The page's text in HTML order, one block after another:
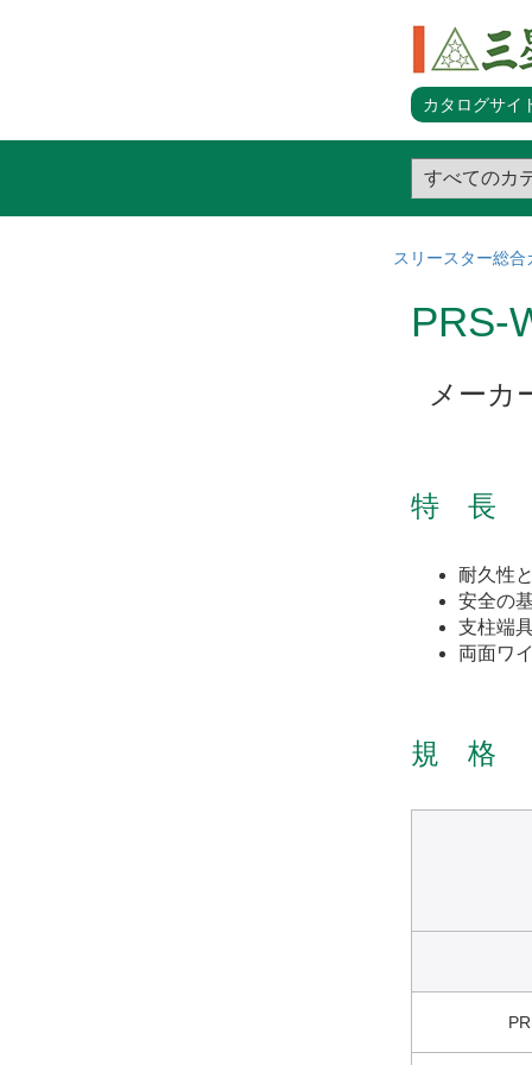
カタログサイ
スリースター総合
PRS-
メー
特 長
耐久性
安全の
支柱端
両面ワ
規 格